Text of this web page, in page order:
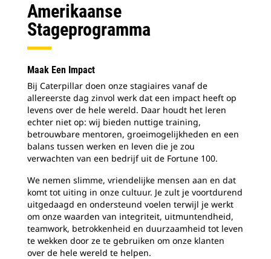
Amerikaanse
Stageprogramma
Maak Een Impact
Bij Caterpillar doen onze stagiaires vanaf de
allereerste dag zinvol werk dat een impact heeft op
levens over de hele wereld. Daar houdt het leren
echter niet op: wij bieden nuttige training,
betrouwbare mentoren, groeimogelijkheden en een
balans tussen werken en leven die je zou
verwachten van een bedrijf uit de Fortune 100.
We nemen slimme, vriendelijke mensen aan en dat
komt tot uiting in onze cultuur. Je zult je voortdurend
uitgedaagd en ondersteund voelen terwijl je werkt
om onze waarden van integriteit, uitmuntendheid,
teamwork, betrokkenheid en duurzaamheid tot leven
te wekken door ze te gebruiken om onze klanten
over de hele wereld te helpen.